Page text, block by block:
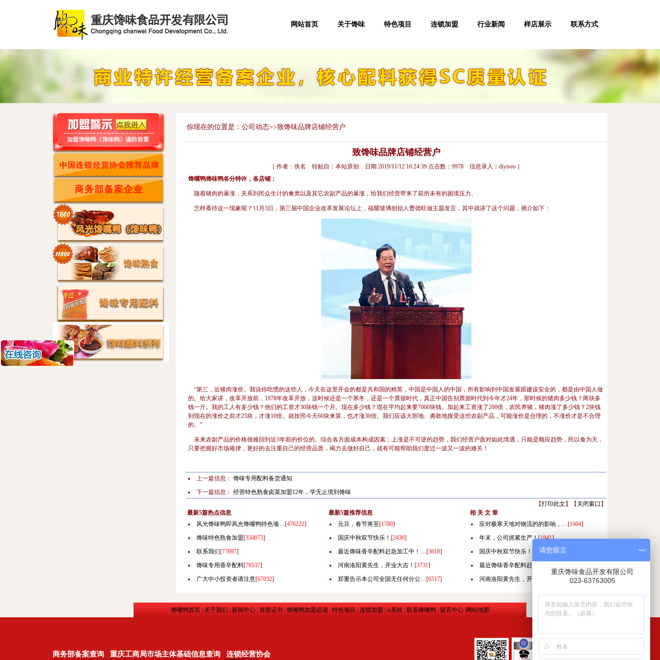
网站首页 关于馋味 特色项目 连锁加盟 行业新闻 样店展示 联系方式
你现在的位置是：公司动态>>致馋味品牌店铺经营户
致馋味品牌店铺经营户
［ 作者：佚名 转贴自：本站原创 日期:2019/11/12 16:24:39 点击数：9978 信息录入：diyiseo ］
馋嘴鸭馋味鸭各分特许，各店铺：
随着猪肉的暴涨，关系到民众生计的禽类以及其它农副产品的暴涨，给我们经营带来了前所未有的困境压力。
怎样看待这一现象呢？11月3日，第三届中国企业改革发展论坛上，福耀玻璃创始人曹德旺做主题发言，其中就讲了这个问题，摘介如下：
“第三，近猪肉涨价。我说你吃惯的这些人，今天在这里开会的都是共和国的精英，中国是中国人的中国，所有影响到中国发展跟建设安全的，都是由中国人做
的。给大家讲，改革开放前，1978年改革开放，这时候还是一个寒冬，还是一个票据时代，真正中国告别票据时代到今年才24年，那时候的猪肉多少钱？两块多
钱一斤。我的工人有多少钱？他们的工资才30块钱一个月。现在多少钱？现在平均起来要7000块钱。加起来工资涨了200倍，农民养猪，猪肉涨了多少钱？2块钱
到现在的涨价之前才25块，才涨10倍。就按照今天60块来算，也才涨30倍。我们应该大胆地、勇敢地接受这些农副产品，可能涨价是合理的，不涨价才是不合理
的。”
未来农副产品的价格很难回到近3年前的价位的。综合各方面成本构成因素；上涨是不可逆的趋势，我们经营户面对如此境遇，只能是顺应趋势，民以食为天，
只要把握好市场规律，更好的去注重自己的经营品质，竭力去做好自己，就有可能帮助我们度过一波又一波的难关！
上一篇信息： 馋味专用配料备货通知
下一篇信息： 经营特色熟食卤菜加盟12年，学无止境到馋味
【打印此文 】【 关闭窗口 】
最新5篇热点信息
风光馋味鸭即风光馋嘴鸭特色项…[476222]
馋味特色熟食加盟[350073]
联系我们[77697]
馋味专用香辛配料[76537]
广大中小投资者请注意[67032]
最新5篇推荐信息
元旦，春节将至[1780]
国庆中秋双节快乐！ [2430]
最近馋味香辛配料赶急加工中！…[3618]
河南洛阳黄先生，开业大吉！ [3731]
郑重告示本公司全国无任何分公…[6517]
相 关 文 章
应对极寒天地对物流的的影响，…[1604]
年末，公司抓紧生产！[1841]
国庆中秋双节快乐！
2430]
最近馋味香辛配料赶急加工中！…
河南洛阳黄先生，开业大吉！
]
馋嘴鸭首页| 关于我们 新闻中心| 资质证书| 馋嘴鸭加盟必读| 特色项目 连锁加盟 ci系统| 联系馋嘴鸭| 留言中心| 网站地图
商务部备案查询 重庆工商局市场主体基础信息查询 连锁经营协会
请您留言
重庆馋味食品开发有限公司
023-63763005